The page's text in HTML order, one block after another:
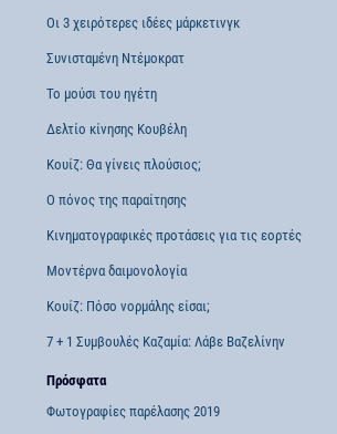
Οι 3 χειρότερες ιδέες μάρκετινγκ
Συνισταμένη Ντέμοκρατ
Το μούσι του ηγέτη
Δελτίο κίνησης Κουβέλη
Κουίζ: Θα γίνεις πλούσιος;
Ο πόνος της παραίτησης
Κινηματογραφικές προτάσεις για τις εορτές
Μοντέρνα δαιμονολογία
Κουίζ: Πόσο νορμάλης είσαι;
7 + 1 Συμβουλές Καζαμία: Λάβε Βαζελίνην
Πρόσφατα
Φωτογραφίες παρέλασης 2019